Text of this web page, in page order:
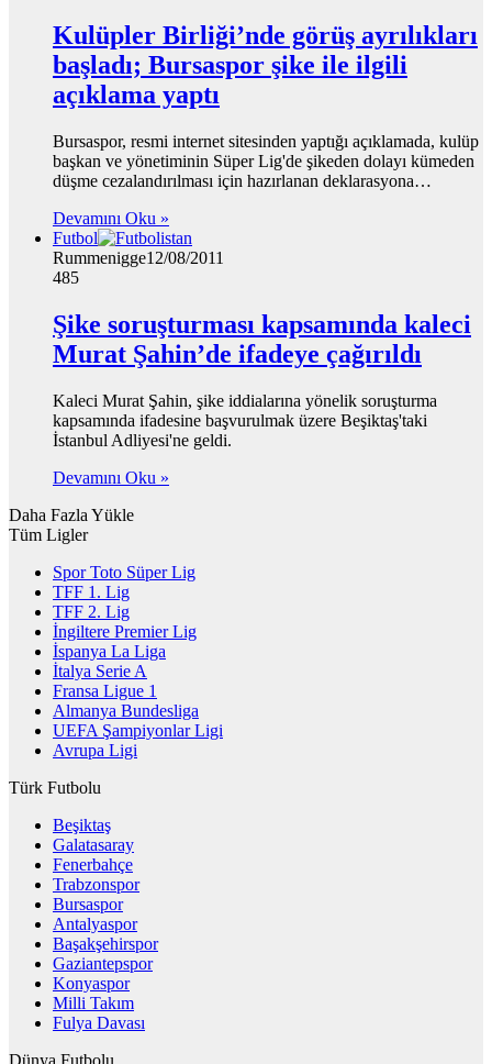
Kulüpler Birliği’nde görüş ayrılıkları
başladı; Bursaspor şike ile ilgili
açıklama yaptı
Bursaspor, resmi internet sitesinden yaptığı açıklamada, kulüp
başkan ve yönetiminin Süper Lig'de şikeden dolayı kümeden
düşme cezalandırılması için hazırlanan deklarasyona…
Devamını Oku »
Futbol
Rummenigge12/08/2011
485
Şike soruşturması kapsamında kaleci
Murat Şahin’de ifadeye çağırıldı
Kaleci Murat Şahin, şike iddialarına yönelik soruşturma
kapsamında ifadesine başvurulmak üzere Beşiktaş'taki
İstanbul Adliyesi'ne geldi.
Devamını Oku »
Daha Fazla Yükle
Tüm Ligler
Spor Toto Süper Lig
TFF 1. Lig
TFF 2. Lig
İngiltere Premier Lig
İspanya La Liga
İtalya Serie A
Fransa Ligue 1
Almanya Bundesliga
UEFA Şampiyonlar Ligi
Avrupa Ligi
Türk Futbolu
Beşiktaş
Galatasaray
Fenerbahçe
Trabzonspor
Bursaspor
Antalyaspor
Başakşehirspor
Gaziantepspor
Konyaspor
Milli Takım
Fulya Davası
Dünya Futbolu